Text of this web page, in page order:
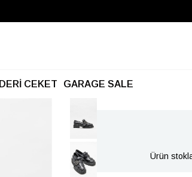
DERİ CEKET GARAGE SALE
Ürün